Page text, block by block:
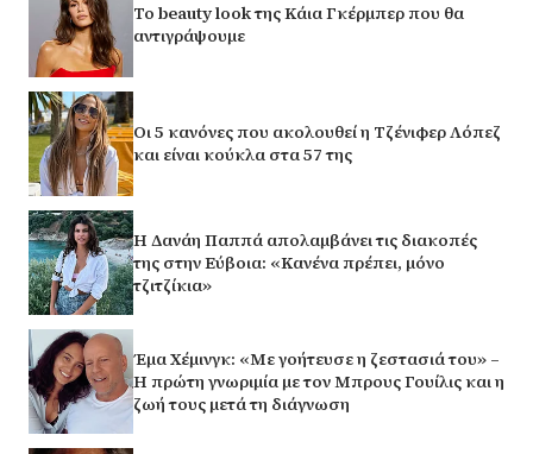
Το beauty look της Κάια Γκέρμπερ που θα
αντιγράψουμε
Οι 5 κανόνες που ακολουθεί η Τζένιφερ Λόπεζ
και είναι κούκλα στα 57 της
Η Δανάη Παππά απολαμβάνει τις διακοπές
της στην Εύβοια: «Κανένα πρέπει, μόνο
τζιτζίκια»
Έμα Χέμινγκ: «Με γοήτευσε η ζεστασιά του» –
Η πρώτη γνωριμία με τον Μπρους Γουίλις και η
ζωή τους μετά τη διάγνωση